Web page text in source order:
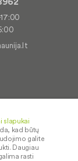
sąlygos ir
slapukai
kad būtų
galite
Daugiau
rasti